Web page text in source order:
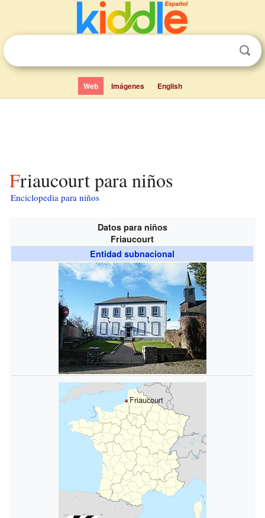
Web Imágenes English
Friaucourt para niños
Enciclopedia para niños
Datos para niños
Friaucourt
Entidad subnacional
Friaucourt